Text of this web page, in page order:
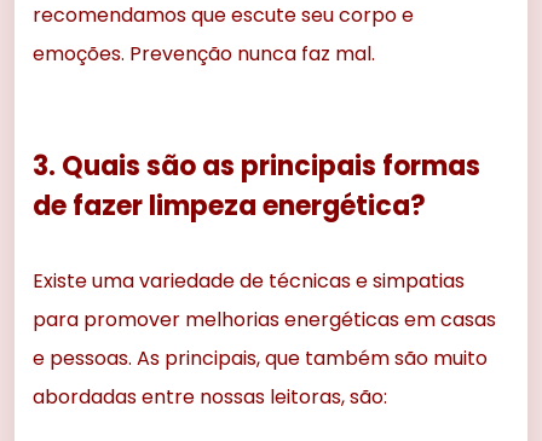
recomendamos que escute seu corpo e
emoções. Prevenção nunca faz mal.
3. Quais são as principais formas
de fazer limpeza energética?
Existe uma variedade de técnicas e simpatias
para promover melhorias energéticas em casas
e pessoas. As principais, que também são muito
abordadas entre nossas leitoras, são: